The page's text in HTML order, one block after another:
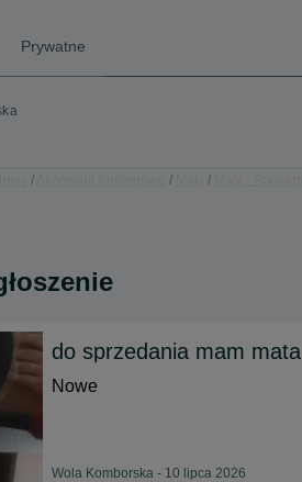
Prywatne
do sprzedania mam mata
Nowe
Wola Komborska - 10 lipca 2026